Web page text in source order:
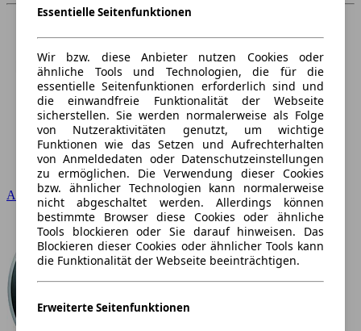
Audi
Essentielle Seitenfunktionen
Wir bzw. diese Anbieter nutzen Cookies oder
ähnliche Tools und Technologien, die für die
essentielle Seitenfunktionen erforderlich sind und
die einwandfreie Funktionalität der Webseite
sicherstellen. Sie werden normalerweise als Folge
von Nutzeraktivitäten genutzt, um wichtige
Funktionen wie das Setzen und Aufrechterhalten
von Anmeldedaten oder Datenschutzeinstellungen
zu ermöglichen. Die Verwendung dieser Cookies
bzw. ähnlicher Technologien kann normalerweise
nicht abgeschaltet werden. Allerdings können
bestimmte Browser diese Cookies oder ähnliche
Tools blockieren oder Sie darauf hinweisen. Das
Blockieren dieser Cookies oder ähnlicher Tools kann
die Funktionalität der Webseite beeinträchtigen.
Erweiterte Seitenfunktionen